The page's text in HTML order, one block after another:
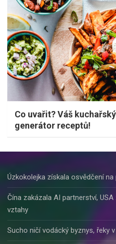
Co uvařit? Váš
generátor receptů!
Úzkokolejka získala osvědčení
Čína zakázala AI partnerství,
vztahy
Sucho ničí vodácký byznys, řeky